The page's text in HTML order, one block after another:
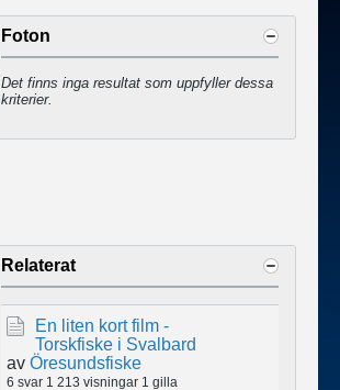
Foton
Det finns inga resultat som uppfyller dessa
kriterier.
Relaterat
En liten kort film -
Torskfiske i Svalbard
av Öresundsfiske
6 svar 1 213 visningar 1 gilla